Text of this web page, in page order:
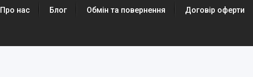
Про нас Блог Обмін та повернення Договір оферти